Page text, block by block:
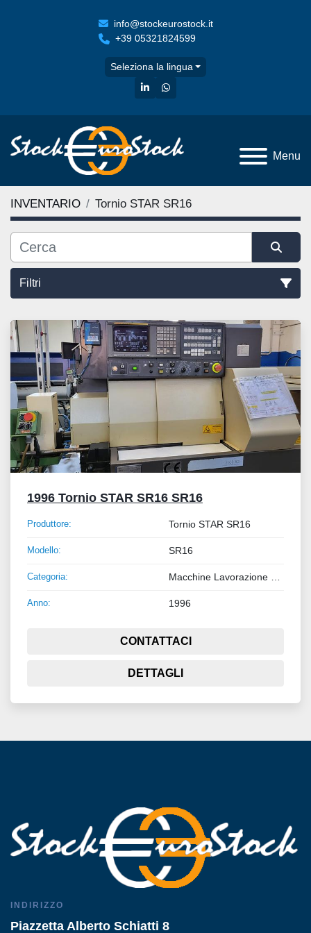
info@stockeurostock.it
+39 05321824599
Seleziona la lingua
linkedinwhatsapp
Menu
INVENTARIO Tornio STAR SR16
Filtri
Tutte le categorie
Ordina per
1996 Tornio STAR SR16 SR16
Produttore: Tornio STAR SR16
Modello: SR16
Categoria:
Anno: 1996
CONTATTACI
DETTAGLI
INDIRIZZO
Piazzetta Alberto Schiatti 8